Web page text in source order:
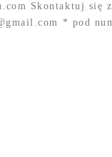
Skontaktuj
* pod